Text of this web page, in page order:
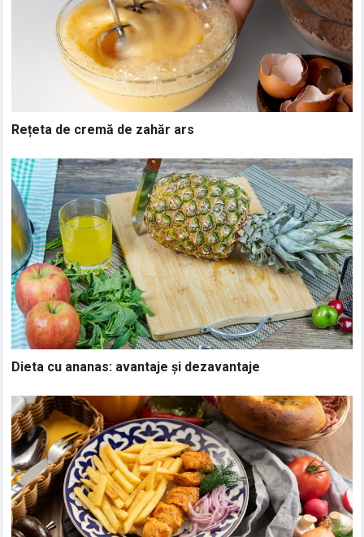
Rețeta de cremă de zahăr ars
Dieta cu ananas: avantaje și dezavantaje